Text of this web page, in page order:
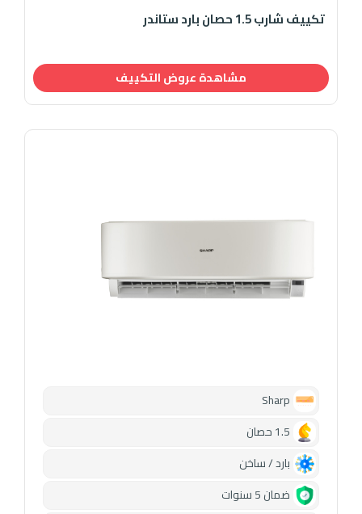
تكييف شارب 1.5 حصان بارد ستاندر
مشاهدة عروض التكييف
بارد / ساخن
ضمان 5 سنوات